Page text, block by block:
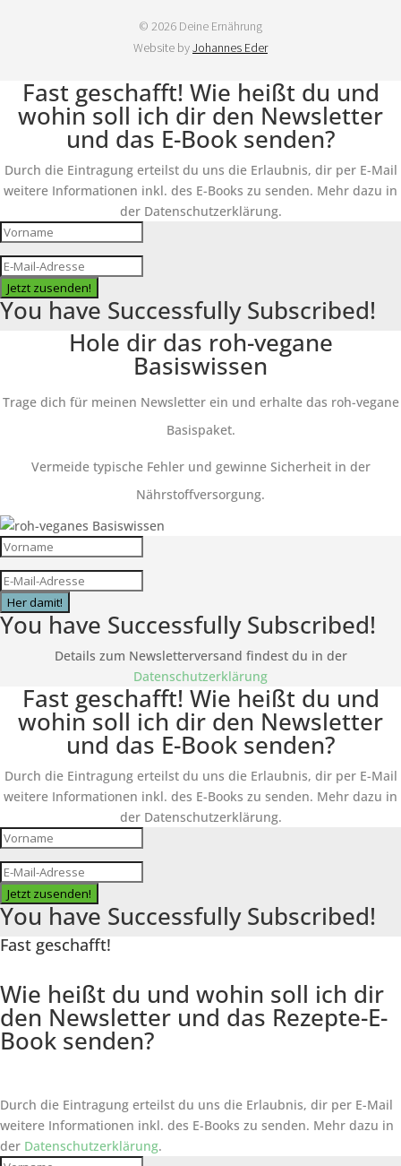
© 2026 Deine Ernährung
Website byJohannes Eder
Fast geschafft! Wie heißt du und
wohin soll ich dir den Newsletter
und das E-Book senden?
Durch die Eintragung erteilst du uns die Erlaubnis, dir per E-Mail
weitere Informationen inkl. des E-Books zu senden. Mehr dazu in
der Datenschutzerklärung.
Jetzt zusenden!
You have Successfully Subscribed!
Hole dir das roh-vegane
Basiswissen
Trage dich für meinen Newsletter ein und erhalte das roh-vegane
Basispaket.
Vermeide typische Fehler und gewinne Sicherheit in der
Nährstoffversorgung.
Her damit!
You have Successfully Subscribed!
Details zum Newsletterversand findest du in der
Datenschutzerklärung
Fast geschafft! Wie heißt du und
wohin soll ich dir den Newsletter
und das E-Book senden?
Durch die Eintragung erteilst du uns die Erlaubnis, dir per E-Mail
weitere Informationen inkl. des E-Books zu senden. Mehr dazu in
der Datenschutzerklärung.
Jetzt zusenden!
You have Successfully Subscribed!
Fast geschafft!
Wie heißt du und wohin soll ich dir
den Newsletter und das Rezepte-E-
Book senden?
Durch die Eintragung erteilst du uns die Erlaubnis, dir per E-Mail
weitere Informationen inkl. des E-Books zu senden. Mehr dazu in
der Datenschutzerklärung.